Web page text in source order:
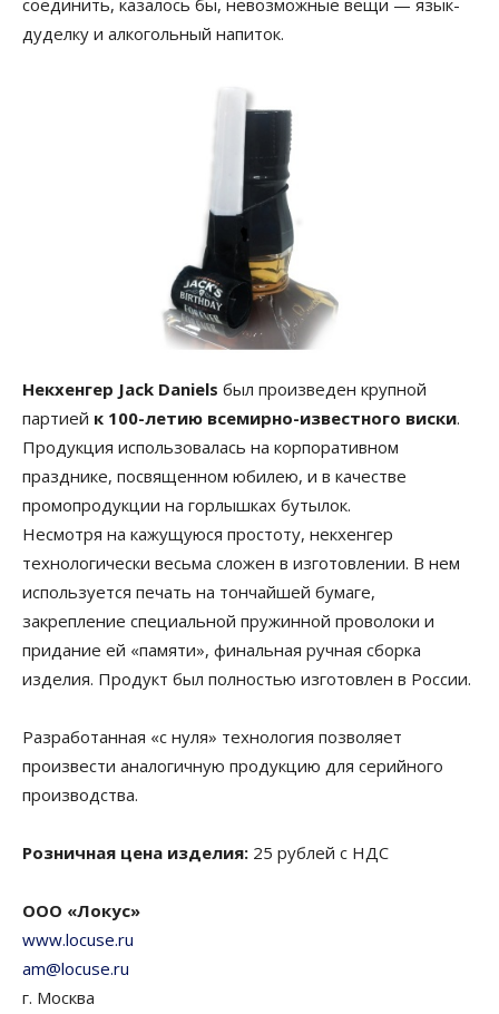
соединить, казалось бы, невозможные вещи — язык-
дуделку и алкогольный напиток.
Некхенгер Jack Daniels был произведен крупной
партией к 100-летию всемирно-известного виски.
Продукция использовалась на корпоративном
празднике, посвященном юбилею, и в качестве
промопродукции на горлышках бутылок.
Несмотря на кажущуюся простоту, некхенгер
технологически весьма сложен в изготовлении. В нем
используется печать на тончайшей бумаге,
закрепление специальной пружинной проволоки и
придание ей «памяти», финальная ручная сборка
изделия. Продукт был полностью изготовлен в России.
Разработанная «с нуля» технология позволяет
произвести аналогичную продукцию для серийного
производства.
Розничная цена изделия: 25 рублей с НДС
ООО «Локус»
www.locuse.ru
am@locuse.ru
г. Москва